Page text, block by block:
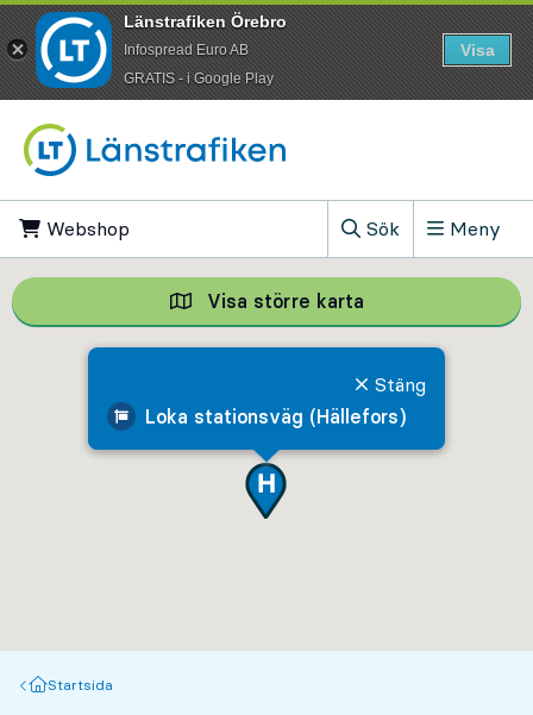
Webshop
Sök
, Visa sökfältet
Meny
Loka stationsväg (Hällefors)
Stäng
Visa större karta Visa större
Startsida
Startsida
Länstrafiken Örebro
Infospread Euro AB
​GRATIS - i Google Play
Visa